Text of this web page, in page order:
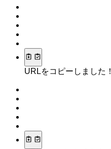
URLをコピーしました！